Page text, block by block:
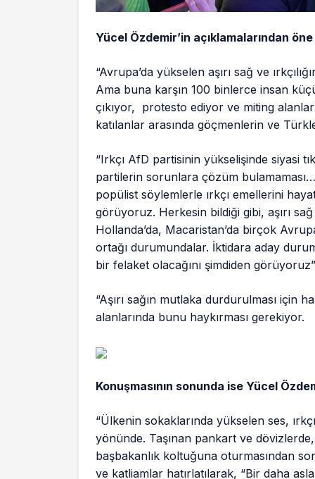
Yücel Özdemir’in açıklamalarından
“Avrupa’da yükselen aşırı sağ ve
Ama buna karşın 100 binlerce insan
çıkıyor, protesto ediyor ve miting
katılanlar arasında göçmenlerin ve
“Irkçı AfD partisinin yükselişinde siyasi
partilerin sorunlara çözüm
popülist söylemlerle ırkçı emellerini
görüyoruz. Herkesin bildiği gibi, aşırı
Hollanda’da, Macaristan’da birçok
ortağı durumundalar. İktidara aday
bir felaket olacağını şimdiden
“Aşırı sağın mutlaka durdurulması için
alanlarında bunu haykırması gerekiyor.
Konuşmasının sonunda ise Yücel
“Ülkenin sokaklarında yükselen ses,
yönünde. Taşınan pankart ve
başbakanlık koltuğuna oturmasından
ve katliamlar hatırlatılarak, “Bir daha